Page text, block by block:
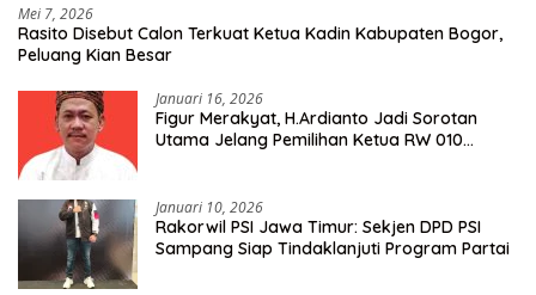
Mei 7, 2026
Rasito Disebut Calon Terkuat Ketua Kadin Kabupaten Bogor,
Peluang Kian Besar
Januari 16, 2026
Figur Merakyat, H.Ardianto Jadi Sorotan
Utama Jelang Pemilihan Ketua RW 010
Januari 10, 2026
Rakorwil PSI Jawa Timur: Sekjen DPD PSI
Sampang Siap Tindaklanjuti Program Partai